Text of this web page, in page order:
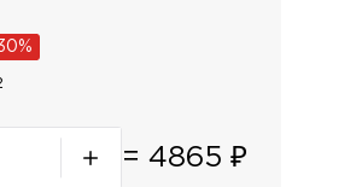
= 4865 ₽